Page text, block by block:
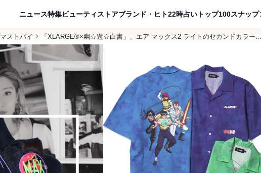
ニュース特集ビューティ ストアブランド・ヒト22時占い トップ100スナップ
マストバイ 「XLARGE®×幽☆遊☆白書」、エア マックス2 ライトのセカンドカラー...